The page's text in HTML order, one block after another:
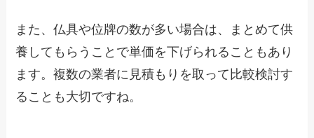
また、仏具や位牌の数が多い場合は、まとめて供
養してもらうことで単価を下げられることもあり
ます。複数の業者に見積もりを取って比較検討す
ることも大切ですね。